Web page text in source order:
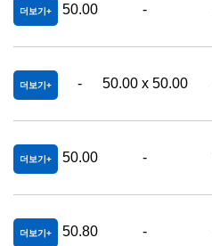
더보기 50.00 -
더보기 - 50.00 x 50.00
더보기 50.00 -
더보기 50.80 -